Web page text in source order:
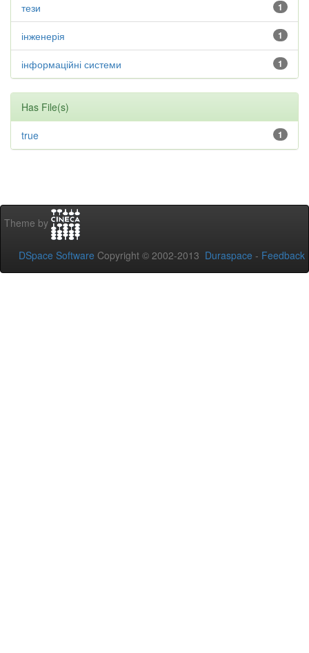
1
тези
1
інженерія
1
інформаційні системи
Has File(s)
1
true
Theme by
DSpace Software Copyright © 2002-2013 Duraspace - Feedback